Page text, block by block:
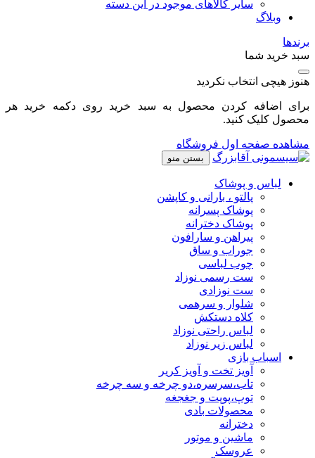
سایر کالاهای موجود در این دسته
وبلاگ
برندها
سبد خرید شما
هنوز هیچی انتخاب نکردید
برای اضافه کردن محصول به سبد خرید روی دکمه خرید هر
محصول کلیک کنید.
مشاهده صفحه اول فروشگاه
بستن منو
لباس و پوشاک
پالتو ، بارانی و کاپشن
پوشاک پسرانه
پوشاک دخترانه
پیراهن و سارافون
جوراب و ساق
چوب لباسی
ست رسمی نوزاد
ست نوزادی
شلوار و سرهمی
کلاه دستکش
لباس راحتی نوزاد
لباس زیر نوزاد
اسباب بازی
آویز تخت و آویز کریر
تاب،سرسره،دو چرخه و سه چرخه
توپ،پوپت و جغجغه
محصولات بادی
دخترانه
ماشین و موتور
عروسک